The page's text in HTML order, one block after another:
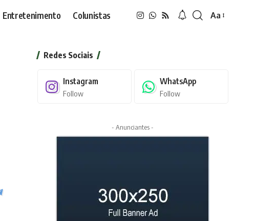
Entretenimento Colunistas
Font
Aa
Redes Sociais
Instagram
Follow
WhatsApp
Follow
- Anunciantes -